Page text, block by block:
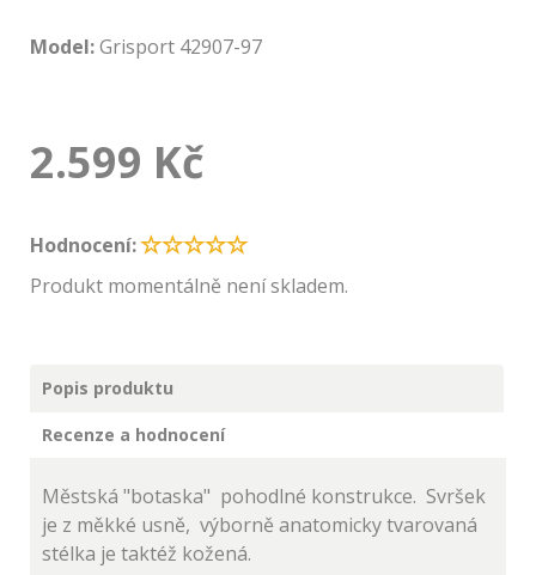
Model:Grisport 42907-97
2.599 Kč
Hodnocení:
Produkt momentálně není skladem.
Popis produktu
Recenze a hodnocení
Městská "botaska" pohodlné konstrukce. Svršek
je z měkké usně, výborně anatomicky tvarovaná
stélka je taktéž kožená.